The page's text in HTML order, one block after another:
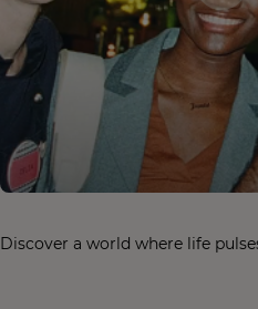
Discover a world where life